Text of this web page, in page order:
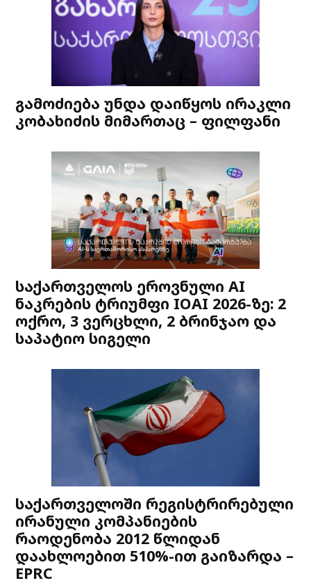
გამოძიება უნდა დაიწყოს ირაკლი
კობახიძის მიმართაც – ფილფანი
საქართველოს ეროვნული AI
ნაკრების ტრიუმფი IOAI 2026-ზე: 2
ოქრო, 3 ვერცხლი, 2 ბრინჯაო და
საპატიო სიგელი
საქართველოში რეგისტრირებული
ირანული კომპანიების
რაოდენობა 2012 წლიდან
დაახლოებით 510%-ით გაიზარდა –
EPRC